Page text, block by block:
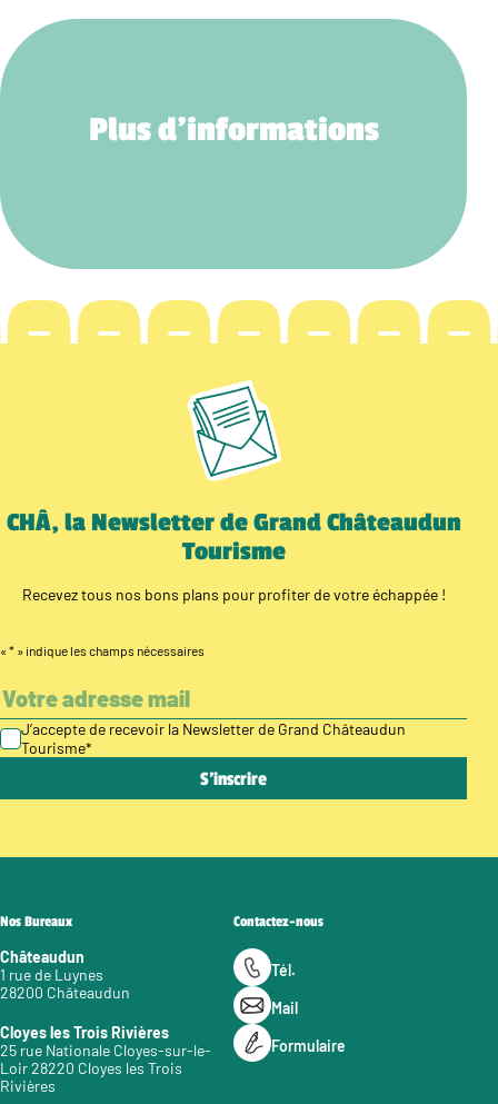
Plus d’informations
CHÂ, la Newsletter de Grand Châteaudun
Tourisme
Recevez tous nos bons plans pour profiter de votre échappée !
« * » indique les champs nécessaires
J’accepte de recevoir la Newsletter de Grand Châteaudun
Tourisme*
Nos Bureaux
Châteaudun
1 rue de Luynes
28200 Châteaudun
Cloyes les Trois Rivières
25 rue Nationale Cloyes-sur-le-
Loir 28220 Cloyes les Trois
Rivières
Contactez-nous
Tél.
Mail
Formulaire